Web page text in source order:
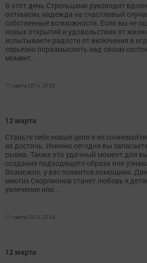
В этот день Стрельцами руководит
оптимизм, надежда на счастливый
собственные возможности. Если вы не
новых открытий и удовольствия от
испытываете радости от включения в
серьезно поразмыслить над своим
момент...
11 марта 2014, 20:25
12 марта
Ставьте себе новые цели и не
их достичь. Именно сегодня вы
рывка. Также это удачный момент для
создания подходящего образа или
Возможно, у вас появится помощник.
многих Скорпионов станет любовь к
увлечение или...
11 марта 2014, 20:24
12 марта